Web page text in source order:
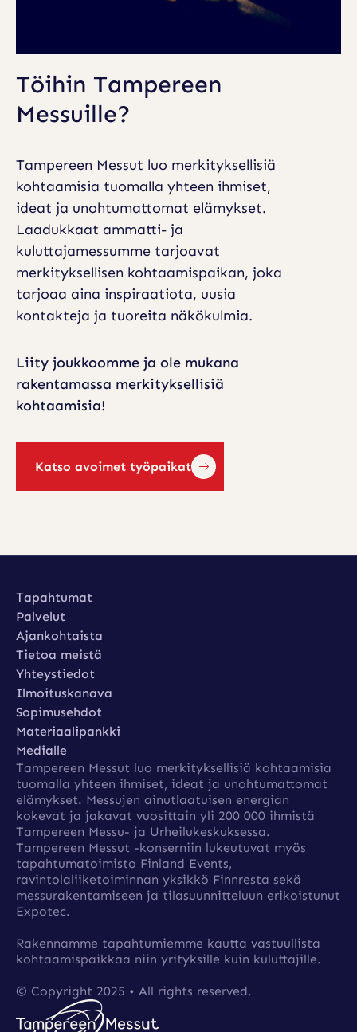
Töihin Tampereen
Messuille?
Tampereen Messut luo merkityksellisiä
kohtaamisia tuomalla yhteen ihmiset,
ideat ja unohtumattomat elämykset.
Laadukkaat ammatti- ja
kuluttajamessumme tarjoavat
merkityksellisen kohtaamispaikan, joka
tarjoaa aina inspiraatiota, uusia
kontakteja ja tuoreita näkökulmia.
Liity joukkoomme ja ole mukana
rakentamassa merkityksellisiä
kohtaamisia!
Katso avoimet työpaikat
Tapahtumat
Tapahtumat
Palvelut
Palvelut
Ajankohtaista
Ajankohtaista
Tietoa meistä
Tietoa meistä
Yhteystiedot
Yhteystiedot
Ilmoituskanava
Ilmoituskanava
Sopimusehdot
Sopimusehdot
Materiaalipankki
Materiaalipankki
Medialle
Medialle
Tampereen Messut luo merkityksellisiä kohtaamisia
tuomalla yhteen ihmiset, ideat ja unohtumattomat
elämykset. Messujen ainutlaatuisen energian
kokevat ja jakavat vuosittain yli 200 000 ihmistä
Tampereen Messu- ja Urheilukeskuksessa.
Tampereen Messut ­-konserniin lukeutuvat myös
tapahtumatoimisto Finland Events,
ravintolaliiketoiminnan yksikkö Finnresta sekä
messurakentamiseen ja tilasuunnitteluun erikoistunut
Expotec.
Rakennamme tapahtumiemme kautta vastuullista
kohtaamispaikkaa niin yrityksille kuin kuluttajille.
© Copyright 2025 • All rights reserved.